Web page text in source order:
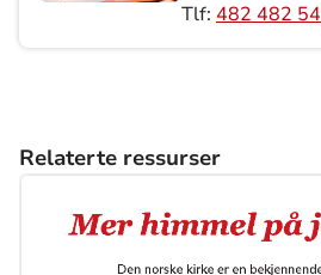
Tlf: 482 482 54
Relaterte ressurser